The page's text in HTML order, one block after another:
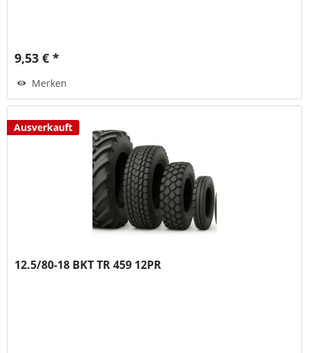
9,53 € *
Merken
Ausverkauft
12.5/80-18 BKT TR 459 12PR